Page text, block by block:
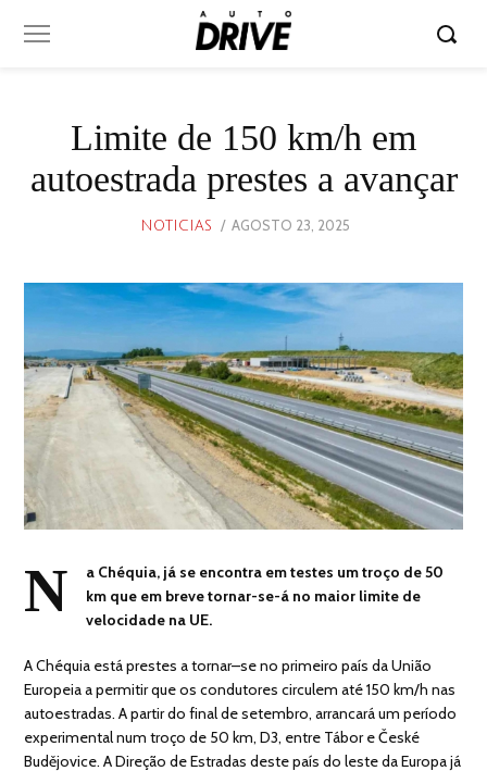
Limite de 150 km/h em
autoestrada prestes a avançar
NOTICIAS
POSTED
AGOSTO 23, 2025
N
a Chéquia, já se encontra em testes um troço de 50
km que em breve tornar-se-á no maior limite de
velocidade na UE.
A Chéquia está prestes a tornar–se no primeiro país da União
Europeia a permitir que os condutores circulem até 150 km/h nas
autoestradas. A partir do final de setembro, arrancará um período
experimental num troço de 50 km, D3, entre Tábor e České
Budějovice. A Direção de Estradas deste país do leste da Europa já